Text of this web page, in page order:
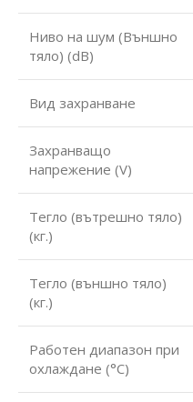
Ниво на шум (Външно
тяло) (dB)
Вид захранване
Захранващо
напрежение (V)
Тегло (вътрешно тяло)
(кг.)
Тегло (външно тяло)
(кг.)
Работен диапазон при
охлаждане (°С)